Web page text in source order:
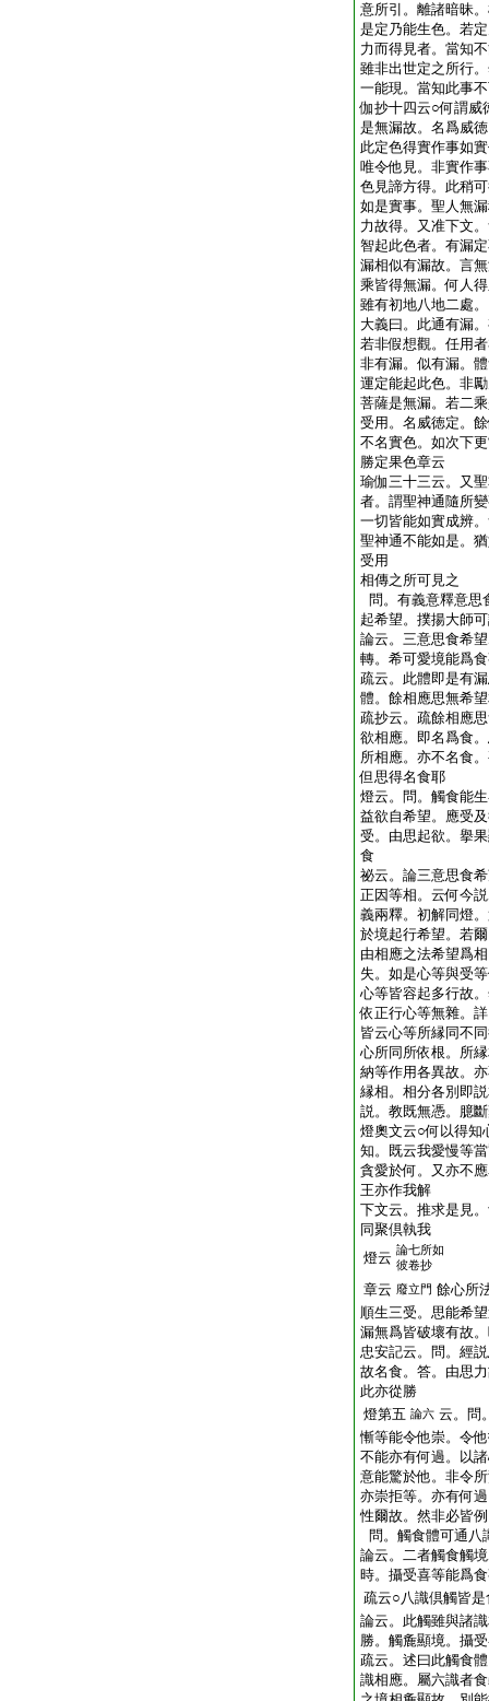
意所引。離諸暗昧
是定乃能生色。若
力而得見者。當知
雖非出世定之所行
一能現。當知此事
伽抄十四云○何謂威
是無漏故。名爲威
此定色得實作事如
唯令他見。非實作
色見諦方得。此稍
如是實事。聖人無
力故得。又准下文
智起此色者。有漏
漏相似有漏故。言
乘皆得無漏。何人
雖有初地八地二處
大義曰。此通有漏
若非假想觀。任用
非有漏。似有漏。
運定能起此色。非
菩薩是無漏。若二
受用。名威徳定。
不名實色。如次下
勝定果色章云
瑜伽三十三云。又
者。謂聖神通隨所
一切皆能如實成辨
聖神通不能如是。
受用
相傳之所可見之
問。有義意釋意思
起希望。撲揚大師
論云。三意思食希
轉。希可愛境能爲
疏云。此體即是有
體。餘相應思無希
疏抄云。疏餘相應
欲相應。即名爲食
所相應。亦不名食
但思得名食耶
燈云。問。觸食能
益欲自希望。應受
受。由思起欲。擧
食
祕云。論三意思食
正因等相。云何今
義兩釋。初解同燈
於境起行希望。若
由相應之法希望爲
失。如是心等與受
心等皆容起多行故
依正行心等無雜。
皆云心等所縁同不
心所同所依根。所
納等作用各異故。
縁相。相分各別即
説。教既無憑。臆
燈奧文云○何以得知
知。既云我愛慢等
貪愛於何。又亦不
王亦作我解
下文云。推求是見
同聚倶執我
燈云 論七所如
彼卷抄
章云 廢立門 餘心所
順生三受。思能希
漏無爲皆破壞有故
忠安記云。問。經
故名食。答。由思
此亦從勝
燈第五 論六 云。問
慚等能令他崇。令
不能亦有何過。以
意能驚於他。非令
亦崇拒等。亦有何
性爾故。然非必皆例
問。觸食體可通八
論云。二者觸食觸
時。攝受喜等能爲
疏云○八識倶觸皆是
論云。此觸雖與諸
勝。觸麁顯境。攝
疏云。述曰此觸食
識相應。屬六識者